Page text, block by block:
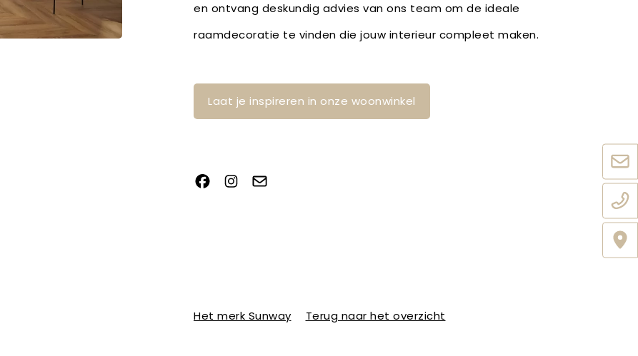
en ontvang deskundig advies van ons team om de ideale
raamdecoratie te vinden die jouw interieur compleet maken.
Laat je inspireren in onze woonwinkel
Het merk Sunway Terug naar het overzicht